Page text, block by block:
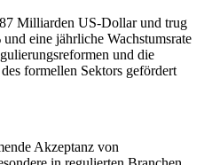
Milliarden US-Dollar und trug
eine jährliche Wachstumsrate
und die
formellen Sektors gefördert
Akzeptanz von